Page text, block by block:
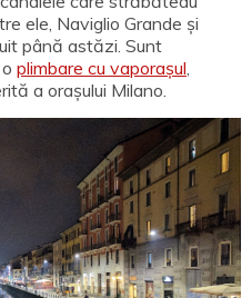
ele, Naviglio Grande și
până astăzi. Sunt
plimbare cu vaporașul,
a orașului Milano.